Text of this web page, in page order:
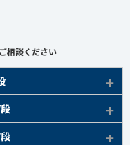
相談ください